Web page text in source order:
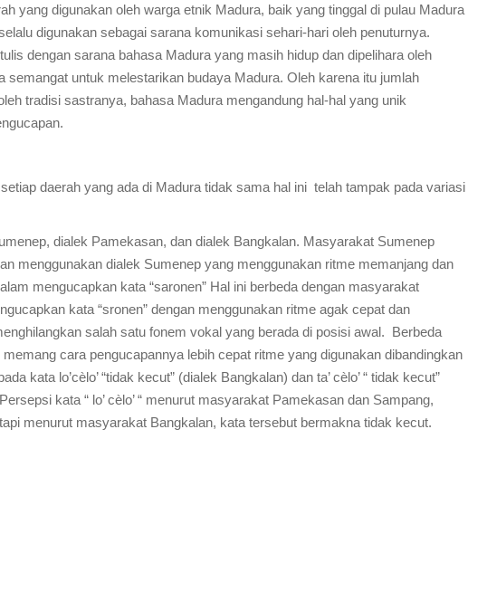
yang digunakan oleh warga etnik Madura, baik yang tinggal di pulau Madura
digunakan sebagai sarana komunikasi sehari-hari oleh penuturnya.
dengan sarana bahasa Madura yang masih hidup dan dipelihara oleh
untuk melestarikan budaya Madura. Oleh karena itu jumlah
tradisi sastranya, bahasa Madura mengandung hal-hal yang unik
daerah yang ada di Madura tidak sama hal ini telah tampak pada variasi
dialek Pamekasan, dan dialek Bangkalan. Masyarakat Sumenep
menggunakan dialek Sumenep yang menggunakan ritme memanjang dan
mengucapkan kata “saronen” Hal ini berbeda dengan masyarakat
kata “sronen” dengan menggunakan ritme agak cepat dan
salah satu fonem vokal yang berada di posisi awal. Berbeda
cara pengucapannya lebih cepat ritme yang digunakan dibandingkan
kata lo’cèlo’ “tidak kecut” (dialek Bangkalan) dan ta’ cèlo’ “ tidak kecut”
kata “ lo’ cèlo’ “ menurut masyarakat Pamekasan dan Sampang,
menurut masyarakat Bangkalan, kata tersebut bermakna tidak kecut.